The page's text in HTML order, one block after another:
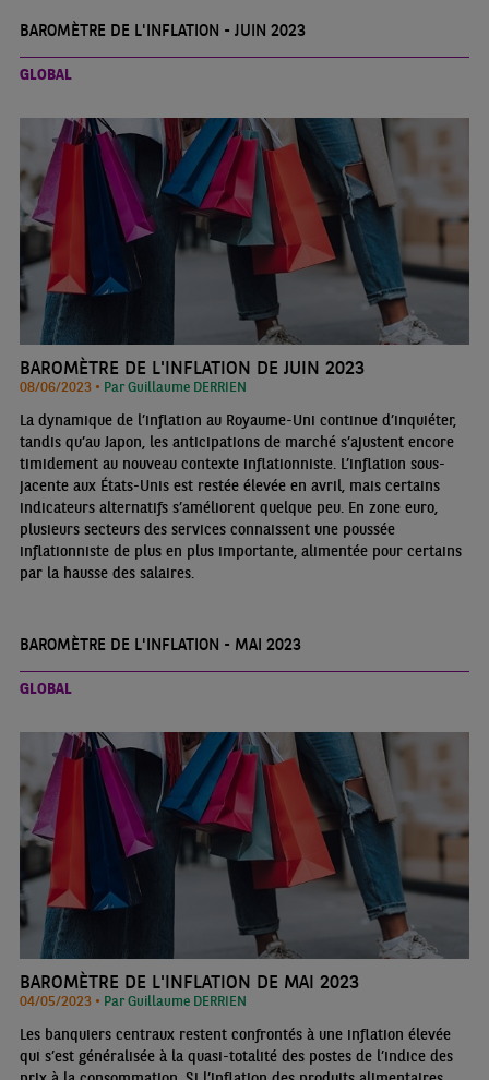
BAROMÈTRE DE L'INFLATION - JUIN 2023
GLOBAL
BAROMÈTRE DE L'INFLATION DE JUIN 2023
08/06/2023 • Par Guillaume DERRIEN
La dynamique de l’inflation au Royaume-Uni continue d’inquiéter,
tandis qu’au Japon, les anticipations de marché s’ajustent encore
timidement au nouveau contexte inflationniste. L’inflation sous-
jacente aux États-Unis est restée élevée en avril, mais certains
indicateurs alternatifs s’améliorent quelque peu. En zone euro,
plusieurs secteurs des services connaissent une poussée
inflationniste de plus en plus importante, alimentée pour certains
par la hausse des salaires.
BAROMÈTRE DE L'INFLATION - MAI 2023
GLOBAL
BAROMÈTRE DE L'INFLATION DE MAI 2023
04/05/2023 • Par Guillaume DERRIEN
Les banquiers centraux restent confrontés à une inflation élevée
qui s’est généralisée à la quasi-totalité des postes de l’indice des